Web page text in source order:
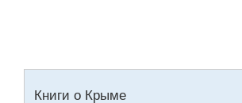
Книги о Крыме